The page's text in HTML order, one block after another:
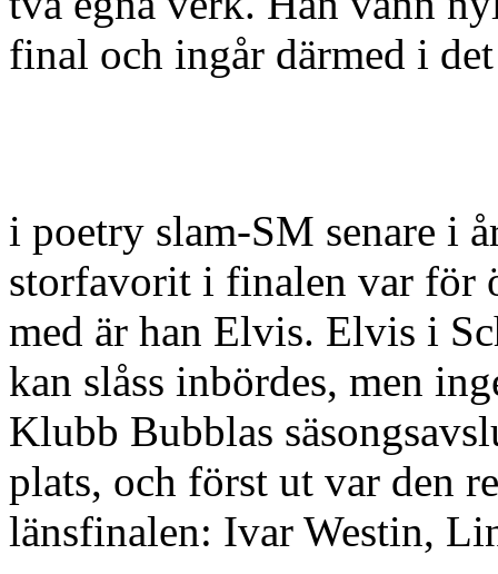
final och ingår därmed i
i poetry slam-SM senare i
storfavorit i finalen var för
med är han Elvis. Elvis i
kan slåss inbördes, men
Klubb Bubblas
plats, och först ut var den
länsfinalen: Ivar Westin,